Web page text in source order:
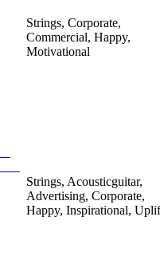
Strings, Corporate,
Commercial, Happy,
Motivational
Strings, Acousticguitar,
Advertising, Corporate,
Happy, Inspirational,